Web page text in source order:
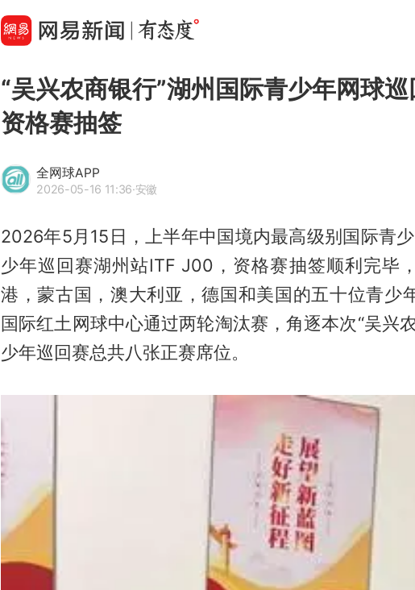
“吴兴农商银行”湖州国际青少年网球巡
资格赛抽签
全网球APP
2026-05-16 11:36·安徽
2026年5月15日，上半年中国境内最高级别国际青
少年巡回赛湖州站ITF J00，资格赛抽签顺利完毕
港，蒙古国，澳大利亚，德国和美国的五十位青少
国际红土网球中心通过两轮淘汰赛，角逐本次“吴兴
少年巡回赛总共八张正赛席位。